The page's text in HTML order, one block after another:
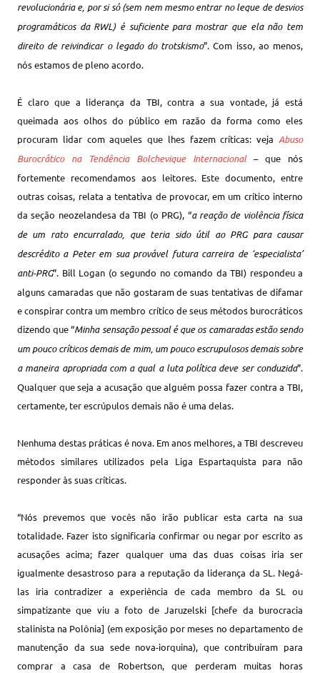
revolucionária e, por si só (sem nem mesmo entrar no leque de desvios
programáticos da RWL) é suficiente para mostrar que ela não tem
direito de reivindicar o legado do trotskismo”. Com isso, ao menos,
nós estamos de pleno acordo.
É claro que a liderança da TBI, contra a sua vontade, já está
queimada aos olhos do público em razão da forma como eles
procuram lidar com aqueles que lhes fazem críticas: veja Abuso
Burocrático na Tendência Bolchevique Internacional– que nós
fortemente recomendamos aos leitores. Este documento, entre
outras coisas, relata a tentativa de provocar, em um crítico interno
da seção neozelandesa da TBI (o PRG), “a reação de violência física
de um rato encurralado, que teria sido útil ao PRG para causar
descrédito a Peter em sua provável futura carreira de ‘especialista’
anti-PRG”. Bill Logan (o segundo no comando da TBI) respondeu a
alguns camaradas que não gostaram de suas tentativas de difamar
e conspirar contra um membro crítico de seus métodos burocráticos
dizendo que “Minha sensação pessoal é que os camaradas estão sendo
um pouco críticos demais de mim, um pouco escrupulosos demais sobre
a maneira apropriada com a qual a luta política deve ser conduzida”.
Qualquer que seja a acusação que alguém possa fazer contra a TBI,
certamente, ter escrúpulos demais não é uma delas.
Nenhuma destas práticas é nova. Em anos melhores, a TBI descreveu
métodos similares utilizados pela Liga Espartaquista para não
responder às suas críticas.
“Nós prevemos que vocês não irão publicar esta carta na sua
totalidade. Fazer isto significaria confirmar ou negar por escrito as
acusações acima; fazer qualquer uma das duas coisas iria ser
igualmente desastroso para a reputação da liderança da SL. Negá-
las iria contradizer a experiência de cada membro da SL ou
simpatizante que viu a foto de Jaruzelski [chefe da burocracia
stalinista na Polônia] (em exposição por meses no departamento de
manutenção da sua sede nova-iorquina), que contribuíram para
comprar a casa de Robertson, que perderam muitas horas